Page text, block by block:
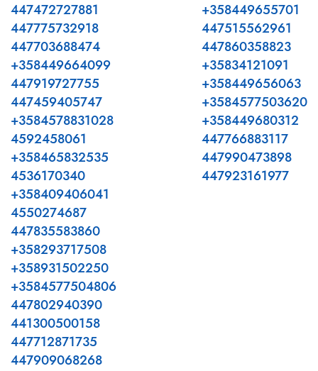
447472727881
447775732918
447703688474
+358449664099
447919727755
447459405747
+3584578831028
4592458061
+358465832535
4536170340
+358449655701
447515562961
447860358823
+35834121091
+358449656063
+3584577503620
+358449680312
447766883117
447990473898
447923161977
+358409406041
4550274687
447835583860
+358293717508
+358931502250
+3584577504806
447802940390
441300500158
447712871735
447909068268